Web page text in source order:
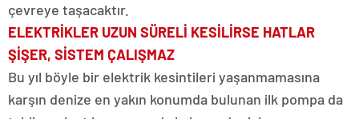
çevreye taşacaktır.
ELEKTRİKLER UZUN SÜRELİ KESİLİRSE HATLAR
ŞİŞER, SİSTEM ÇALIŞMAZ
Bu yıl böyle bir elektrik kesintileri yaşanmamasına
karşın denize en yakın konumda bulunan ilk pompa da